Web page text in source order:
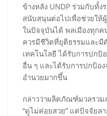
ข้างหลัง UNDP ร่วมกับทั้
สนับสนุนต่อไปเพื่อช่วยให้
ในปัจจุบันได้ พลเมืองทุก
ควรมีชีวิตที่ยุติธรรมและมี
เทคโนโลยี ได้รับการปกป้
อื่น ๆ และได้รับการปกป้อ
อำนวยมากขึ้น
กล่าวว่าผลิตภัณฑ์มวลรวม
“ดูไม่ค่อยสวย” แต่ปัจจัยล